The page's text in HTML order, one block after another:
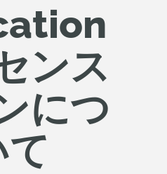
ンス
につ